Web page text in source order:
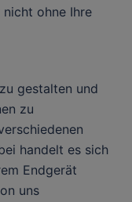
ohne Ihre
gestalten und
zu
handelt es sich
Endgerät
uns